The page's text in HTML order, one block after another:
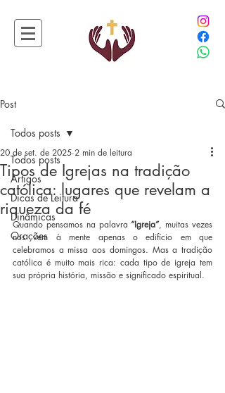
Post
Todos posts
Artigos
Dicas de Leitura
Dinâmicas
Orações
Todos posts
Tipos de Igrejas na tradição
católica: lugares que revelam a
riqueza da fé
20 de set. de 2025 2 min de leitura
Quando pensamos na palavra “Igreja”, muitas vezes
nos vem à mente apenas o edifício em que
celebramos a missa aos domingos. Mas a tradição
católica é muito mais rica: cada tipo de igreja tem
sua própria história, missão e significado espiritual.